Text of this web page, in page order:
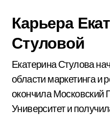
Карьера
Стуловой
Екатерина Стулова
области маркетинга
окончила Московский
Университет и